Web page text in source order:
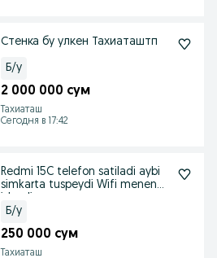
Стенка бу улкен Тахиаташтп
Б/у
2 000 000 сум
Тахиаташ
Сегодня в 17:42
Redmi 15C telefon satiladi aybi
simkarta tuspeydi Wifi menen
Б/у
250 000 сум
Тахиаташ